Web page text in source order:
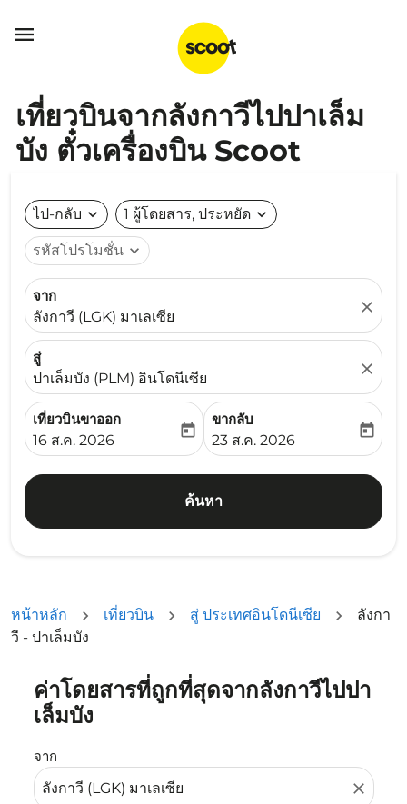

เที่ยวบินจากลังกาวีไปปาเล็ม
บัง ตั๋วเครื่องบิน Scoot
ไป-กลับ expand_more 1 ผู้โดยสาร, ประหยัด expand_more
รหัสโปรโมชั่น expand_more
จาก
ลังกาวี (LGK) มาเลเซีย
close
สู่
ปาเล็มบัง (PLM) อินโดนีเซีย
close
เที่ยวบินขาออก
fc-booking-departure-date-aria-label
16 ส.ค. 2026
today
ขากลับ
fc-booking-return-date-
23 ส.ค. 2026
today
ค้นหา
หน้าหลัก เที่ยวบิน สู่ ประเทศอินโดนีเซีย
ลังกา
วี - ปาเล็มบัง
ค่าโดยสารที่ถูกที่สุดจากลังกาวีไปปา
เล็มบัง
จาก
close
ลองอัปเดตเส้นทางของคุณ (ต้นทางและ/หรือปลายทาง) หรื